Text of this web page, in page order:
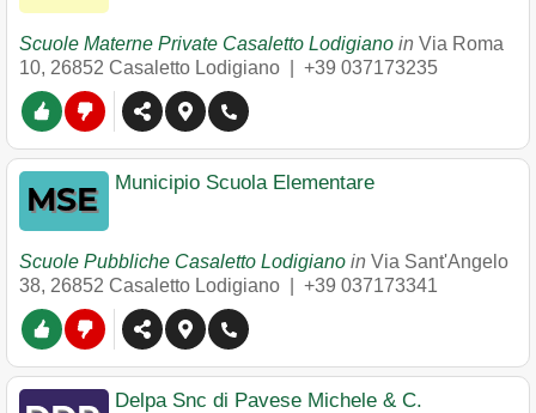
Scuole Materne Private Casaletto Lodigiano in Via Roma
10, 26852 Casaletto Lodigiano +39 037173235
Municipio Scuola Elementare
Scuole Pubbliche Casaletto Lodigiano in Via Sant'Angelo
38, 26852 Casaletto Lodigiano +39 037173341
Delpa Snc di Pavese Michele & C.